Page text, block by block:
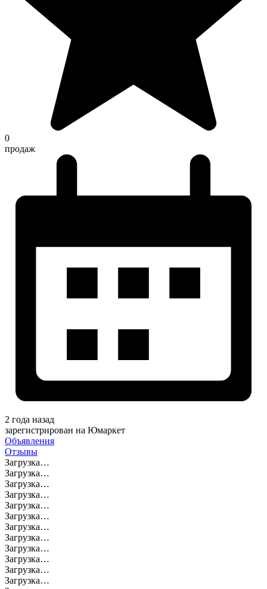
0
продаж
2 года назад
зарегистрирован на Юмаркет
Объявления
Отзывы
Загрузка…
Загрузка…
Загрузка…
Загрузка…
Загрузка…
Загрузка…
Загрузка…
Загрузка…
Загрузка…
Загрузка…
Загрузка…
Загрузка…